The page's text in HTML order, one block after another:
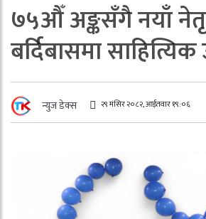
७५औँ अङ्कसँगै नयाँ
बर्दिबासमा
न्युज डेक्स २९ मंसिर २०८२, आईतवार १९:०६